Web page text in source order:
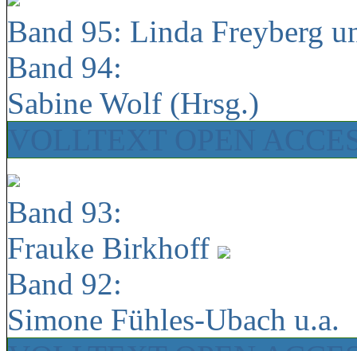
Band 95: Linda Freyberg
Band 94:
Sabine Wolf (Hrsg.)
Band 93:
Frauke Birkhoff
Band 92:
Simone Fühles-Ubach u.a.